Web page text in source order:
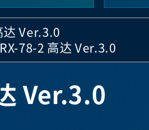
达 Ver.3.0
78-2 高达 Ver.3.0
Ver.3.0